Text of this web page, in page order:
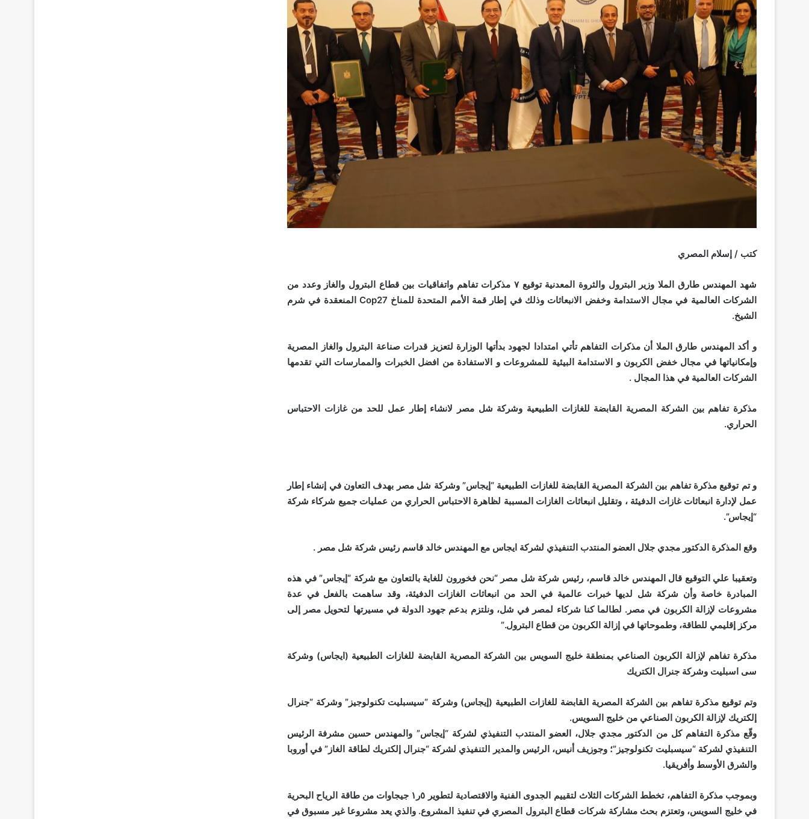
كتب / إسلام المصري
شهد المهندس طارق الملا وزير البترول والثروة المعدنية توقيع ٧ مذكرات تفاهم واتفاقيات بين قطاع البترول والغاز وعدد من
الشركات العالمية في مجال الاستدامة وخفض الانبعاثات وذلك في إطار قمة الأمم المتحدة للمناخ Cop27 المنعقدة في شرم
الشيخ.
و أكد المهندس طارق الملا أن مذكرات التفاهم تأتي امتدادا لجهود بدأتها الوزارة لتعزيز قدرات صناعة البترول والغاز المصرية
وإمكانياتها في مجال خفض الكربون و الاستدامة البيئية للمشروعات و الاستفادة من افضل الخبرات والممارسات التي تقدمها
الشركات العالمية في هذا المجال .
مذكرة تفاهم بين الشركة المصرية القابضة للغازات الطبيعية وشركة شل مصر لانشاء إطار عمل للحد من غازات الاحتباس
الحراري.
و تم توقيع مذكرة تفاهم بين الشركة المصرية القابضة للغازات الطبيعية “إيجاس” وشركة شل مصر بهدف التعاون في إنشاء إطار
عمل لإدارة انبعاثات غازات الدفيئة ، وتقليل انبعاثات الغازات المسببة لظاهرة الاحتباس الحراري من عمليات جميع شركاء شركة
“إيجاس”.
وقع المذكرة الدكتور مجدي جلال العضو المنتدب التنفيذي لشركة ايجاس مع المهندس خالد قاسم رئيس شركة شل مصر .
وتعقيبا علي التوقيع قال المهندس خالد قاسم، رئيس شركة شل مصر “نحن فخورون للغاية بالتعاون مع شركة “إيجاس” في هذه
المبادرة خاصة وأن شركة شل لديها خبرات عالمية في الحد من انبعاثات الغازات الدفيئة، وقد ساهمت بالفعل في عدة
مشروعات لإزالة الكربون في مصر. لطالما كنا شركاء لمصر في شل، ونلتزم بدعم جهود الدولة في مسيرتها لتحويل مصر إلى
مركز إقليمي للطاقة، وطموحاتها في إزالة الكربون من قطاع البترول.”
مذكرة تفاهم لإزالة الكربون الصناعي بمنطقة خليج السويس بين الشركة المصرية القابضة للغازات الطبيعية (ايجاس) وشركة
سى اسبليت وشركة جنرال الكتريك
وتم توقيع مذكرة تفاهم بين الشركة المصرية القابضة للغازات الطبيعية (إيجاس) وشركة “سيسبليت تكنولوجيز” وشركة “جنرال
إلكتريك لإزالة الكربون الصناعي من خليج السويس.
وقّع مذكرة التفاهم كل من الدكتور مجدي جلال، العضو المنتدب التنفيذي لشركة “إيجاس” والمهندس حسين مشرفة الرئيس
التنفيذي لشركة “سيسبليت تكنولوجيز”؛ وجوزيف أنيس، الرئيس والمدير التنفيذي لشركة “جنرال إلكتريك لطاقة الغاز” في أوروبا
والشرق الأوسط وأفريقيا.
وبموجب مذكرة التفاهم، تخطط الشركات الثلاث لتقييم الجدوى الفنية والاقتصادية لتطوير ٥ر١ جيجاوات من طاقة الرياح البحرية
في خليج السويس، وتعتزم بحث مشاركة شركات قطاع البترول المصري في تنفيذ المشروع. والذي يعد مشروعا غير مسبوق في